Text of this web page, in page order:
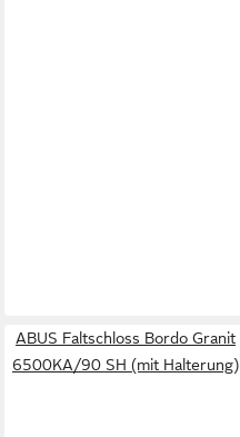
ABUS Faltschloss Bordo Granit
6500KA/90 SH (mit Halterung)